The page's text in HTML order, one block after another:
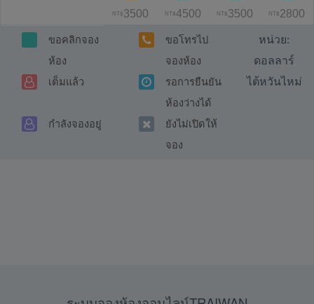
NT$ 3500 NT$4500 NT$ 3500 NT$ 2800
ขอคลิกจอง
ห้อง
ขอโทรไป
จองห้อง
เต็มแล้ว
รอการยืนยัน
ห้องว่างได้
กำลังจองอยู่
ยังไม่เปิดให้
จอง
หน่วย:
ดอลลาร์
ไต้หวันไหม่